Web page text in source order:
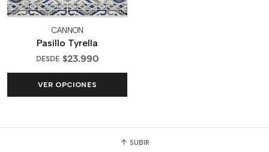
CANNON
Pasillo Tyrella
DESDE $23.990
VER OPCIONES
SUBIR